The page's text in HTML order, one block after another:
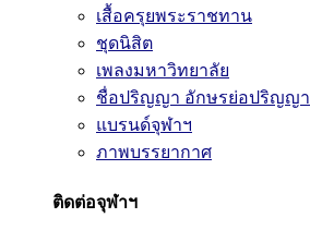
เสื้อครุยพระราชทาน
ชุดนิสิต
เพลงมหาวิทยาลัย
ชื่อปริญญา อักษรย่อปริญญา
แบรนด์จุฬาฯ
ภาพบรรยากาศ
ติดต่อจุฬาฯ